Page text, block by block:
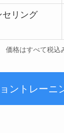
セリング
価格はすべて税込
ントレーニ